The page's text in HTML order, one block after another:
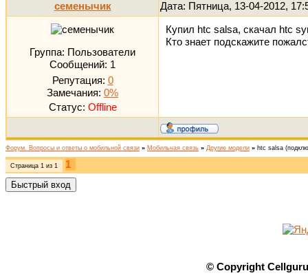
семенычик Дата: Пятница, 13-04-2012,
Группа: Пользователи
Сообщений: 1
Репутация: 0
Замечания: 0%
Статус: Offline
Купил htc salsa, скачал htc
Кто знает подскажите
Форум. Вопросы и ответы о мобильной связи » Мобильная связь » Другие модели » htc salsa
Страница 1 из 1 1
© Copyright